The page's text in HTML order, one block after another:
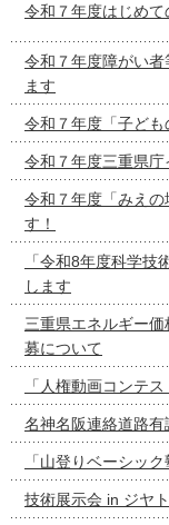
令和７年度はじめ
令和７年度障がい
ます
令和７年度「子ど
令和７年度三重県
令和７年度「みえ
す！
「令和8年度科学
します
三重県エネルギー
募について
「人権動画コンテ
名神名阪連絡道路
「山登りベーシッ
技術展示会 in ジヤ